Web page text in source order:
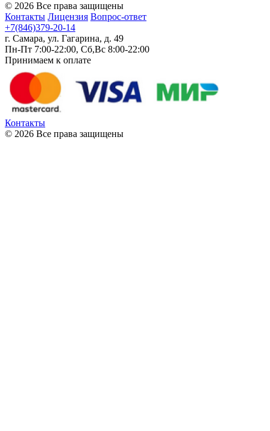
© 2026 Все права защищены
Контакты Лицензия Вопрос-ответ
+7(846)379-20-14
г. Самара, ул. Гагарина, д. 49
Пн-Пт 7:00-22:00, Сб,Вс 8:00-22:00
Принимаем к оплате
Контакты
© 2026 Все права защищены